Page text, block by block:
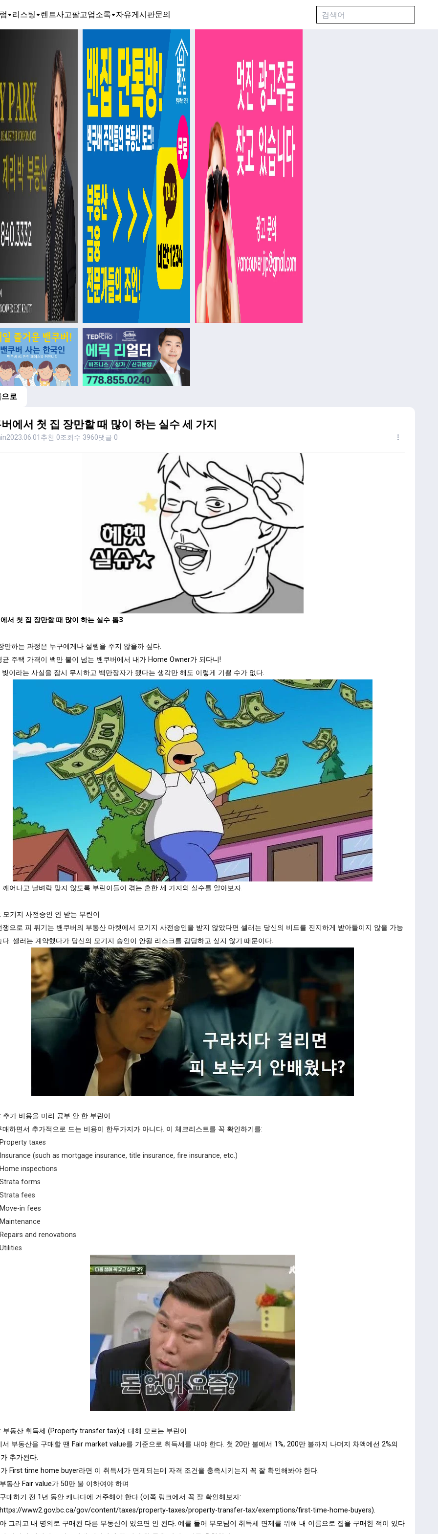
리스팅 렌트사고팔고업소록 자유게시판문의
로
에서 첫 집 장만할 때 많이 하는 실수 세 가지
2023.06.01 추천 0조회수 3960댓글 0
서 첫 집 장만할 때 많이 하는 실수 톱3
만하는 과정은 누구에게나 설렘을 주지 않을까 싶다.
균 주택 가격이 백만 불이 넘는 밴쿠버에서 내가 Home Owner가 되다니!
빚이라는 사실을 잠시 무시하고 백만장자가 됐다는 생각만 해도 이렇게 기쁠 수가 없다.
깨어나고 날벼락 맞지 않도록 부린이들이 겪는 흔한 세 가지의 실수를 알아보자.
모기지 사전승인 안 받는 부린이
쟁으로 피 튀기는 밴쿠버의 부동산 마켓에서 모기지 사전승인을 받지 않았다면 셀러는 당신의 비드를 진지하게 받아들이지 않을 가능
다. 셀러는 계약했다가 당신의 모기지 승인이 안될 리스크를 감당하고 싶지 않기 때문이다.
추가 비용을 미리 공부 안 한 부린이
매하면서 추가적으로 드는 비용이 한두가지가 아니다. 이 체크리스트를 꼭 확인하기를:
Property taxes
Insurance (such as mortgage insurance, title insurance, fire insurance, etc.)
Home inspections
Strata forms
Strata fees
Move-in fees
Maintenance
Repairs and renovations
Utilities
부동산 취득세 (Property transfer tax)에 대해 모르는 부린이
서 부동산을 구매할 땐 Fair market value를 기준으로 취득세를 내야 한다. 첫 20만 불에서 1%, 200만 불까지 나머지 차액에선 2%의
추가된다.
First time home buyer라면 이 취득세가 면제되는데 자격 조건을 충족시키는지 꼭 잘 확인해봐야 한다.
부동산 Fair value가 50만 불 이하여야 하며
구매하기 전 1년 동안 캐나다에 거주해야 한다 (이쪽 링크에서 꼭 잘 확인해보자:
https://www2.gov.bc.ca/gov/content/taxes/property-taxes/property-transfer-tax/exemptions/first-time-home-buyers).
아 그리고 내 명의로 구매된 다른 부동산이 있으면 안 된다. 예를 들어 부모님이 취득세 면제를 위해 내 이름으로 집을 구매한 적이 있다